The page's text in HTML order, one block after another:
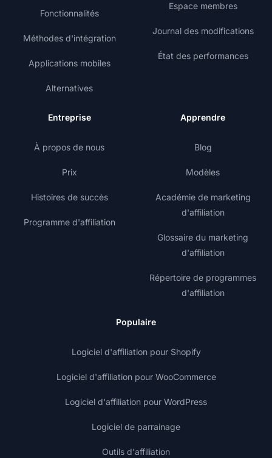
Fonctionnalités
Méthodes d'intégration
Applications mobiles
Alternatives
Espace membres
Journal des modifications
État des performances
Entreprise
À propos de nous
Prix
Histoires de succès
Programme d'affiliation
Apprendre
Blog
Modèles
Académie de marketing
d'affiliation
Glossaire du marketing
d'affiliation
Répertoire de programmes
d'affiliation
Populaire
Logiciel d'affiliation pour Shopify
Logiciel d'affiliation pour WooCommerce
Logiciel d'affiliation pour WordPress
Logiciel de parrainage
Outils d'affiliation